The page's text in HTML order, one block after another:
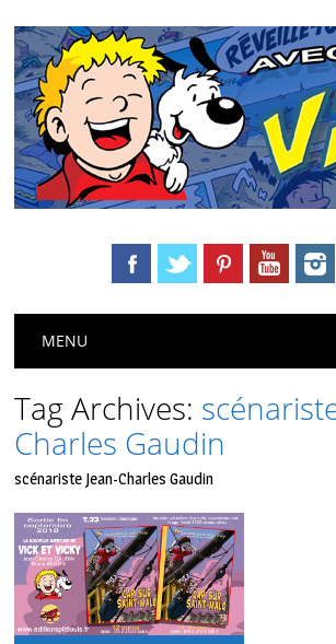
Main menu
MENU
Tag Archives:
Charles Gaudin
scénariste Jean-Charles Gaudin